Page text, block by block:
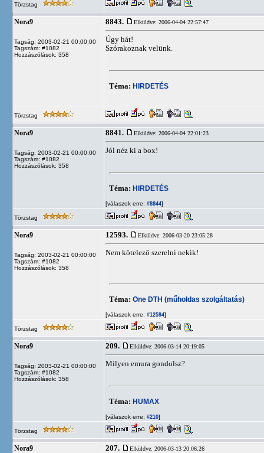
Törzstag
Nora9
Tagság: 2003-02-21 00:00:00
Tagszám: #1082
Hozzászólások: 358
8843. Elküldve: 2006-04-04 22:57:47
Úgy hát!
Szórakoznak velünk.
Téma: HIRDETÉS
Törzstag
Nora9
Tagság: 2003-02-21 00:00:00
Tagszám: #1082
Hozzászólások: 358
8841. Elküldve: 2006-04-04 22:01:23
Jól néz ki a box!
Téma: HIRDETÉS
[válaszok erre: #8844]
Törzstag
Nora9
Tagság: 2003-02-21 00:00:00
Tagszám: #1082
Hozzászólások: 358
12593. Elküldve: 2006-03-20 23:05:28
Nem kötelező szerelni nekik!
Téma: One DTH (műholdas szolgáltatás)
[válaszok erre: #12594]
Törzstag
Nora9
Tagság: 2003-02-21 00:00:00
Tagszám: #1082
Hozzászólások: 358
209. Elküldve: 2006-03-14 20:19:05
Milyen emura gondolsz?
Téma: HUMAX
[válaszok erre: #210]
Törzstag
Nora9 207. Elküldve: 2006-03-13 20:06:26